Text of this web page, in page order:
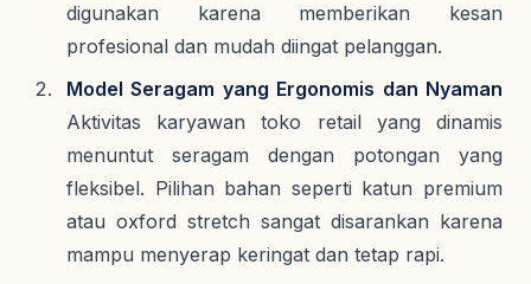
digunakan karena memberikan kesan
profesional dan mudah diingat pelanggan.
Model Seragam yang Ergonomis dan Nyaman
Aktivitas karyawan toko retail yang dinamis
menuntut seragam dengan potongan yang
fleksibel. Pilihan bahan seperti katun premium
atau oxford stretch sangat disarankan karena
mampu menyerap keringat dan tetap rapi.